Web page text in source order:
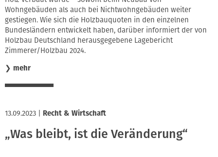
Wohngebäuden als auch bei Nichtwohngebäuden weiter
gestiegen. Wie sich die Holzbauquoten in den einzelnen
Bundesländern entwickelt haben, darüber informiert der von
Holzbau Deutschland herausgegebene Lagebericht
Zimmerer/Holzbau 2024.
❯ mehr
13.09.2023 Recht & Wirtschaft
„Was bleibt, ist die Veränderung“